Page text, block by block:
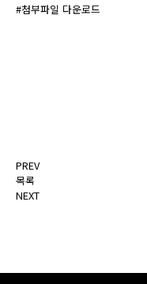
#첨부파일 다운로드
PREV
목록
NEXT